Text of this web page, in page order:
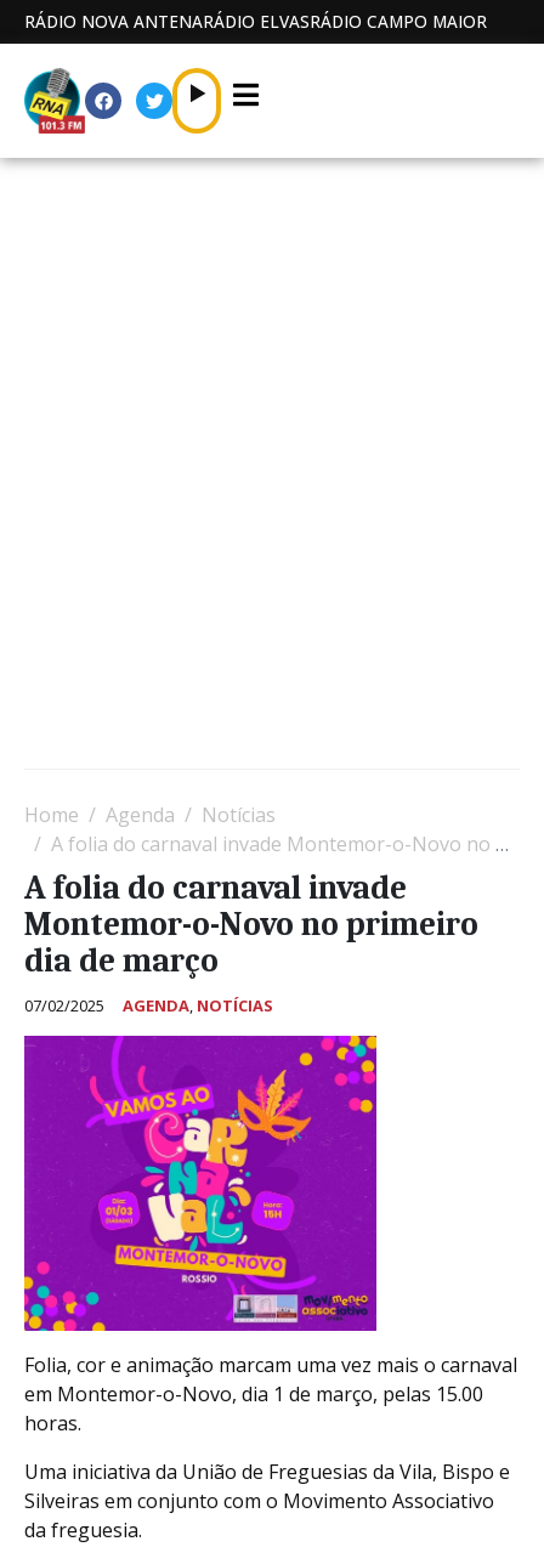
RÁDIO NOVA ANTENARÁDIO ELVASRÁDIO CAMPO MAIOR
Home Agenda
Notícias
A folia do carnaval invade Montemor-o-Novo no primeiro dia de março
A folia do carnaval invade
Montemor-o-Novo no primeiro
dia de março
07/02/2025 AGENDA, NOTÍCIAS
Folia, cor e animação marcam uma vez mais o carnaval
em Montemor-o-Novo, dia 1 de março, pelas 15.00
horas.
Uma iniciativa da União de Freguesias da Vila, Bispo e
Silveiras em conjunto com o Movimento Associativo
da freguesia.